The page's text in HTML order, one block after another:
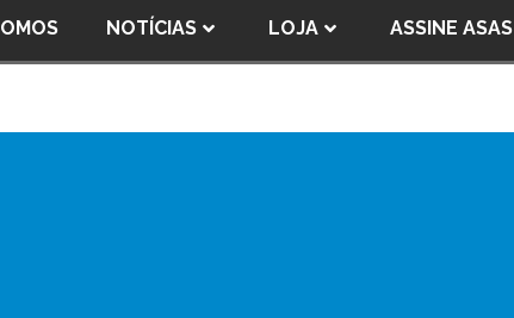
NOTÍCIAS LOJA ASSINE ASAS